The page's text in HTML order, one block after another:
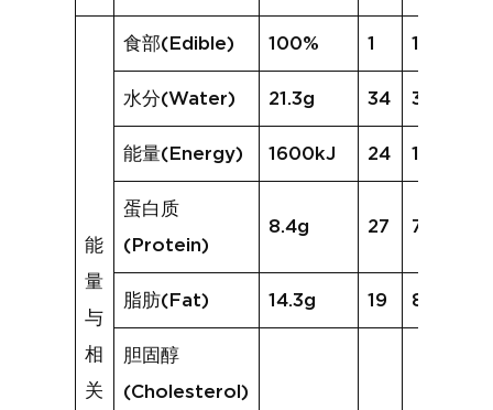
能
量
与
相
关
食部(Edible) 100% 1 100%
水分(Water) 21.3g 34 30.9g
能量(Energy) 1600kJ 24 1298kJ
蛋白质
(Protein)
8.4g 27 7.7g
脂肪(Fat) 14.3g 19 8.9g
胆固醇
(Cholesterol)